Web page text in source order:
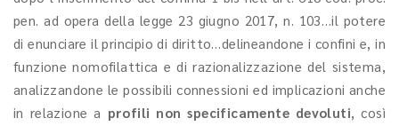
pen. ad opera della legge 23 giugno 2017, n. 103…il potere
di enunciare il principio di diritto…delineandone i confini e, in
funzione nomofilattica e di razionalizzazione del sistema,
analizzandone le possibili connessioni ed implicazioni anche
in relazione a profili non specificamente devoluti, così